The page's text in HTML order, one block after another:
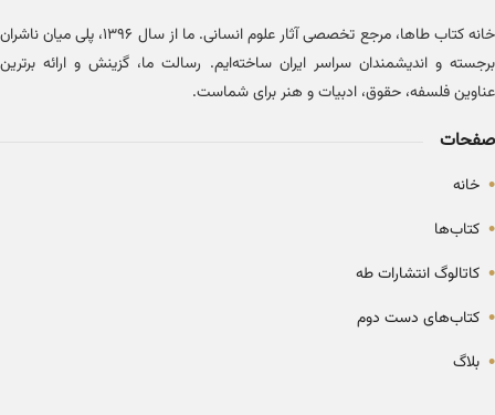
خانه کتاب طاها، مرجع تخصصی آثار علوم انسانی. ما از سال ۱۳۹۶، پلی میان ناشران
برجسته و اندیشمندان سراسر ایران ساخته‌ایم. رسالت ما، گزینش و ارائه برترین
عناوین فلسفه، حقوق، ادبیات و هنر برای شماست.
صفحات
• خانه
• کتاب‌ها
• کاتالوگ انتشارات طه
• کتاب‌های دست دوم
• بلاگ